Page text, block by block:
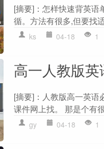
[摘要]：怎样快速背英语
循。方法有很多,但要找
ks 04-18 1
高一人教版
[摘要]：人教版高一英
课件网上找。 那是个有
gy 04-18 1